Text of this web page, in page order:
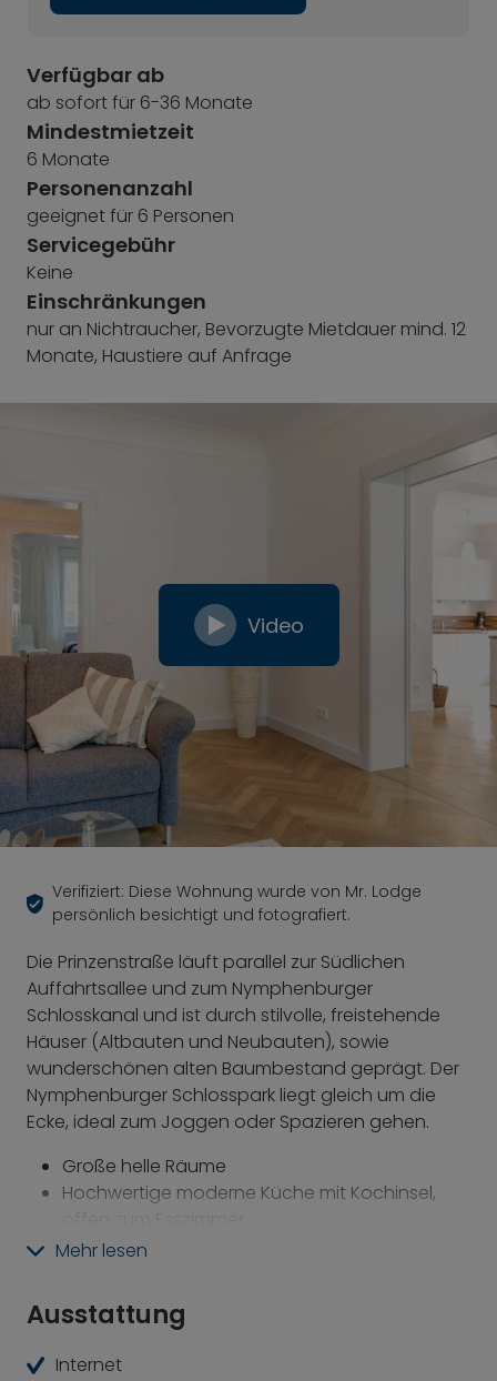
Verfügbar ab
ab sofort für 6-36 Monate
Mindestmietzeit
6 Monate
Personenanzahl
geeignet für 6 Personen
Servicegebühr
Keine
Einschränkungen
nur an Nichtraucher, Bevorzugte Mietdauer mind. 12
Monate, Haustiere auf Anfrage
Video
Verifiziert: Diese Wohnung wurde von Mr. Lodge
persönlich besichtigt und fotografiert.
Die Prinzenstraße läuft parallel zur Südlichen
Auffahrtsallee und zum Nymphenburger
Schlosskanal und ist durch stilvolle, freistehende
Häuser (Altbauten und Neubauten), sowie
wunderschönen alten Baumbestand geprägt. Der
Nymphenburger Schlosspark liegt gleich um die
Ecke, ideal zum Joggen oder Spazieren gehen.
Große helle Räume
Hochwertige moderne Küche mit Kochinsel,
Großes Esszimmer mit Esstisch für bis zu 10
Eleganter und großer Schiebetüren-
Durchgang vom Esszimmer zum Wohnzimmer
Drei vollwertige Schlafzimmer, ideal für Familien
Mehr lesen
Ausstattung
Internet